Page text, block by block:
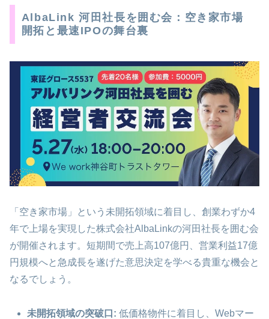
AlbaLink 河田社長を囲む会：空き家市場
開拓と最速IPOの舞台裏
「空き家市場」という未開拓領域に着目し、創業わずか4
年で上場を実現した株式会社AlbaLinkの河田社長を囲む会
が開催されます。短期間で売上高107億円、営業利益17億
円規模へと急成長を遂げた意思決定を学べる貴重な機会と
なるでしょう。
未開拓領域の突破口: 低価格物件に着目し、Webマー